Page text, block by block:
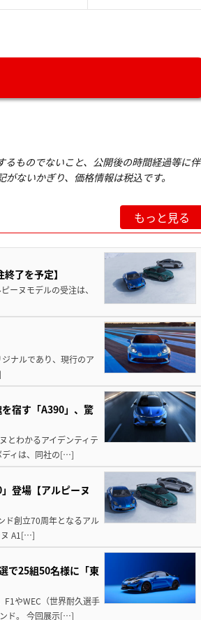
ものでないこと、公開後の時間経過等に伴
ないかぎり、価格情報は税込です。
もっと見る
了を予定】
ーヌモデルの受注は、
ナルであり、現行のア
宿す「A390」、驚
とわかるアイデンティテ
ディは、同社の[…]
登場【アルピーヌ
ド創立70周年となるアル
ヌ A1[…]
で25組50名様に「東
F1やWEC（世界耐久選手
ド。 今回展示[…]